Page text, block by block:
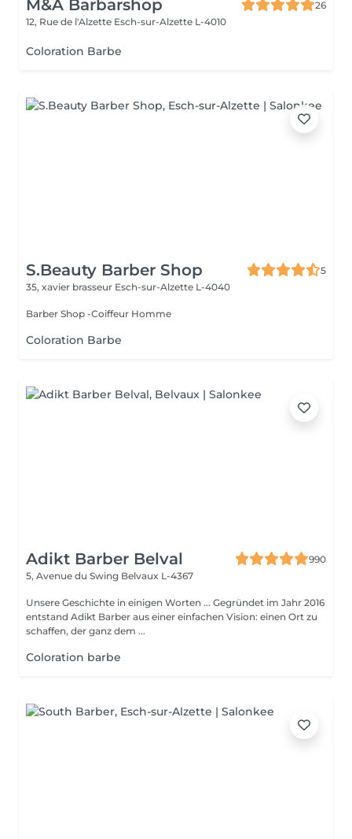
M&A Barbarshop
26
12, Rue de l'Alzette Esch-sur-Alzette L-4010
Coloration Barbe
S.Beauty Barber Shop
5
35, xavier brasseur Esch-sur-Alzette L-4040
Barber Shop -Coiffeur Homme
Coloration Barbe
Adikt Barber Belval
990
5, Avenue du Swing Belvaux L-4367
Unsere Geschichte in einigen Worten ... Gegründet im Jahr 2016
entstand Adikt Barber aus einer einfachen Vision: einen Ort zu
schaffen, der ganz dem ...
Coloration barbe